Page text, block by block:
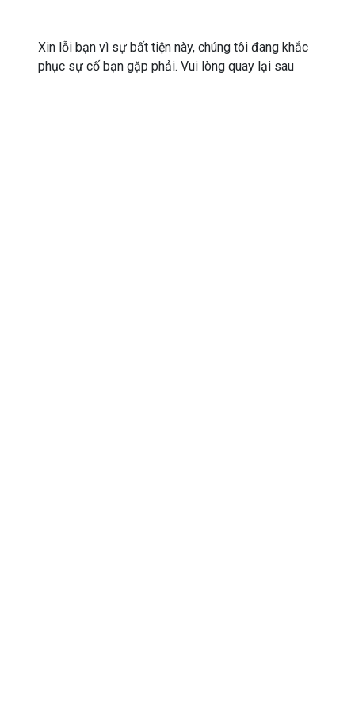
Xin lỗi bạn vì sự bất tiện này, chúng tôi đang khắc
phục sự cố bạn gặp phải. Vui lòng quay lại sau